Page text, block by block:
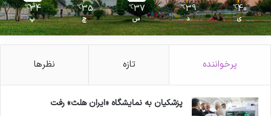
40
℃
ی
39
℃
د
37
℃
س
35
℃
چ
34
℃
پ
پرخواننده تازه نظرها
پزشکیان به نمایشگاه «ایران هلث» رفت